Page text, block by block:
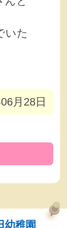
いた
月28日
稚園